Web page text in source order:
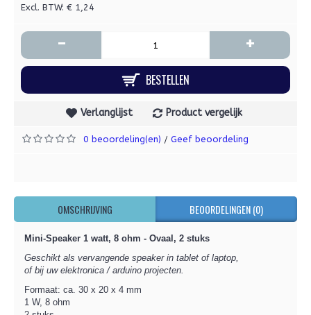
Excl. BTW: € 1,24
- +
BESTELLEN
Verlanglijst Product vergelijk
0 beoordeling(en) / Geef beoordeling
OMSCHRIJVING BEOORDELINGEN (0)
Mini-Speaker 1 watt, 8 ohm - Ovaal, 2 stuks
Geschikt als vervangende speaker in tablet of laptop,
of bij uw elektronica / arduino projecten.
Formaat: ca. 30 x 20 x 4 mm
1 W, 8 ohm